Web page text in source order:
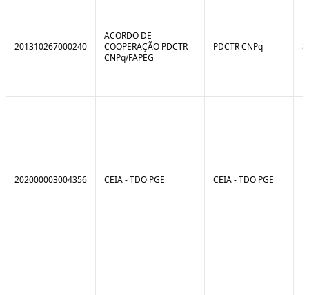
201310267000240
ACORDO DE
COOPERAÇÃO PDCTR
CNPq/FAPEG
PDCTR CNPq
202000003004356 CEIA - TDO PGE CEIA - TDO PGE